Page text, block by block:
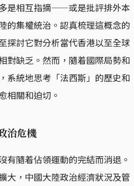
多是相互指摘——或是批評排外本
的集權統治。認真梳理這概念的
探討它對分析當代香港以至全球
對缺乏。然而，隨着國際局勢和
系統地思考「法西斯」的歷史和
相關和迫切。
治危機
有隨着佔領運動的完結而消退。
大，中國大陸政治經濟狀況及管